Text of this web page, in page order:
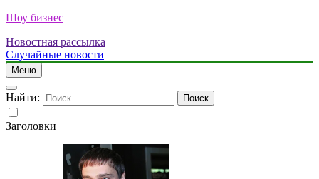
Шоу бизнес
Новостная рассылка
Случайные новости
Меню
Найти:
Заголовки